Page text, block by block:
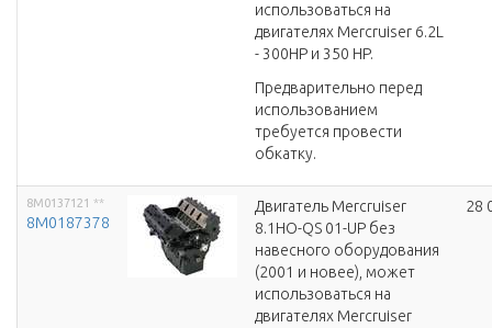
использоваться на
двигателях Mercruiser 6.2L
- 300HP и 350 HP.
Предварительно перед
использованием
требуется провести
обкатку.
8M0137121 **
8M0187378
Двигатель Mercruiser
8.1HO-QS 01-UP без
навесного оборудования
(2001 и новее), может
использоваться на
двигателях Mercruiser
28